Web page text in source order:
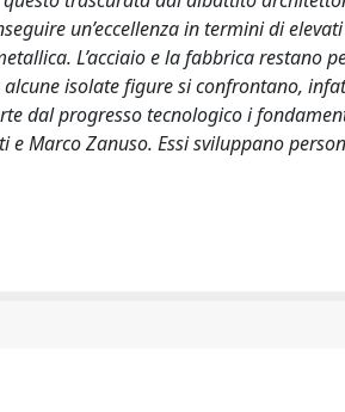
un’eccellenza in termini di
L’acciaio e la fabbrica restano
isolate figure si confrontano,
dal progresso tecnologico i
Marco Zanuso. Essi sviluppano